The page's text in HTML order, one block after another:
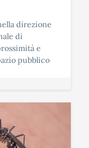
direzione
di
e
pubblico